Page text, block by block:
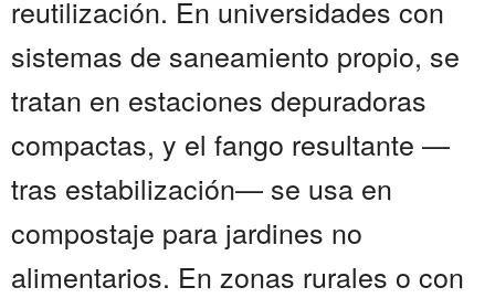
reutilización. En universidades con
sistemas de saneamiento propio, se
tratan en estaciones depuradoras
compactas, y el fango resultante —
tras estabilización— se usa en
compostaje para jardines no
alimentarios. En zonas rurales o con